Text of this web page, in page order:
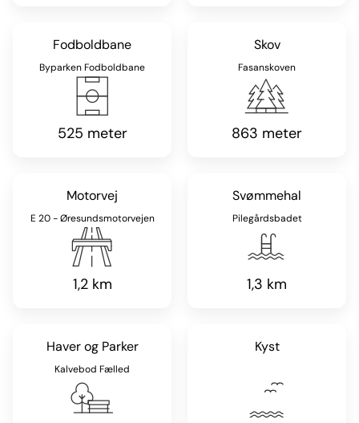
Fodboldbane
Byparken Fodboldbane
525 meter
Skov
Fasanskoven
863 meter
Motorvej
E 20 - Øresundsmotorvejen
1,2 km
Svømmehal
Pilegårdsbadet
1,3 km
Haver og Parker
Kalvebod Fælled
Kyst